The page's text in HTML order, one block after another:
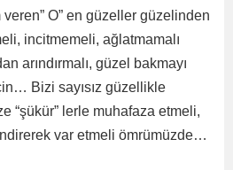
O” en güzeller güzelinden
incitmemeli, ağlatmamalı
arındırmalı, güzel bakmayı
Bizi sayısız güzellikle
“şükür” lerle muhafaza etmeli,
var etmeli ömrümüzde…